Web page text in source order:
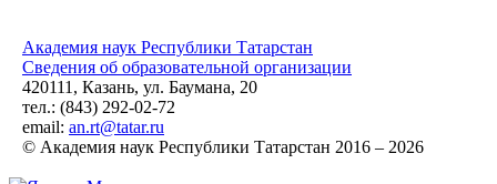
Академия наук Республики Татарстан
Сведения об образовательной организации
420111, Казань, ул. Баумана, 20
тел.: (843) 292-02-72
email: an.rt@tatar.ru
© Академия наук Республики Татарстан 2016 – 2026